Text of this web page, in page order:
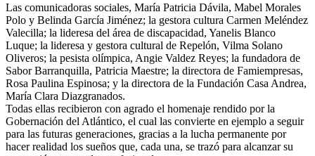
Las comunicadoras sociales, María Patricia Dávila, Mabel Morales
Polo y Belinda García Jiménez; la gestora cultura ⁠Carmen Meléndez
Valecilla; la lideresa del área de discapacidad, Yanelis Blanco
Luque; la lideresa y gestora cultural de Repelón, Vilma Solano
Oliveros; la pesista olímpica, Angie Valdez Reyes; la fundadora de
Sabor Barranquilla, Patricia Maestre; la directora de Famiempresas,
Rosa Paulina Espinosa; y la directora de la Fundación Casa Andrea,
María Clara Diazgranados.
Todas ellas recibieron con agrado el homenaje rendido por la
Gobernación del Atlántico, el cual las convierte en ejemplo a seguir
para las futuras generaciones, gracias a la lucha permanente por
hacer realidad los sueños que, cada una, se trazó para alcanzar su